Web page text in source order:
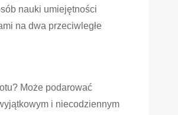
nauki umiejętności
na dwa przeciwległe
Może podarować
i niecodziennym